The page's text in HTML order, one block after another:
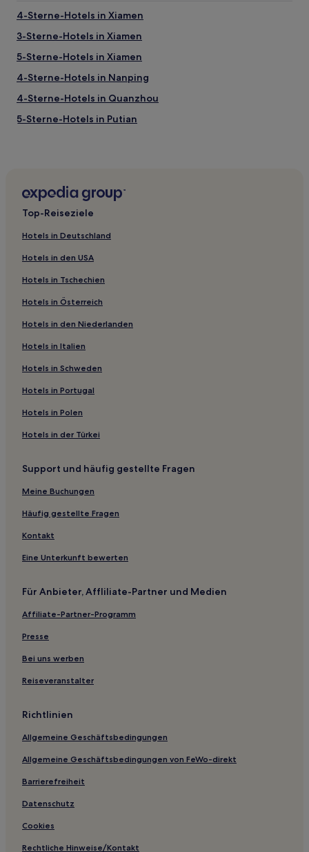
4-Sterne-Hotels in Xiamen
3-Sterne-Hotels in Xiamen
5-Sterne-Hotels in Xiamen
4-Sterne-Hotels in Nanping
4-Sterne-Hotels in Quanzhou
5-Sterne-Hotels in Putian
Hotels nahe Xiamen Mingfa Commercial Plaza
Hotels nahe Taiwanesisches volkstümliches Dorf
Hotels nahe Yuyuan-Garten
Bezirk Xiang'an: Hotels
Jinjiang Hotels
Stadtbezirk Siming: Hotels
Hotels nahe Bahnhof Xiamen Nord
Hotels nahe Xiamen Brücke
Hotels nahe Hi Heaven
Hotels nahe Gulangyu Klavierkunstmuseum
Stadtbezirk Tong'an: Hotels
Hotels nahe Fährkai Wutong
Hotels nahe Nanputuo Temple
Stadtbezirk Jimei: Hotels
Hotels nahe Botanischer Garten Xiamen
Stadtbezirk Huli: Hotels
Hotels nahe Xiamen Lvtang Xiangshan-Berg
Dongshi Hotels
Hotels nahe Haiwan-Park
Hotels nahe Gulangyu
Haicang: Hotels
Hotels nahe Xiamen-Universität
Hotels nahe Hulishan Festung
Hotels nahe SM City Xiamen
Hotels nahe U-Bahn-Station Haicang Business Center
Hotels nahe Terminal Xiamen-Gulangyu
Hecuo: Hotels
Hotels mit Parkplatz in Sanming
Günstige in Nanjing
Top-Reiseziele
Hotels in Deutschland
Hotels in den USA
Hotels in Tschechien
Hotels in Österreich
Hotels in den Niederlanden
Hotels in Italien
Hotels in Schweden
Hotels in Portugal
Hotels in Polen
Hotels in der Türkei
Support und häufig gestellte Fragen
Meine Buchungen
Häufig gestellte Fragen
Kontakt
Eine Unterkunft bewerten
Für Anbieter, Affliliate-Partner und Medien
Affiliate-Partner-Programm
Presse
Bei uns werben
Reiseveranstalter
Richtlinien
Allgemeine Geschäftsbedingungen
Allgemeine Geschäftsbedingungen von FeWo-direkt
Barrierefreiheit
Datenschutz
Cookies
Rechtliche Hinweise/Kontakt